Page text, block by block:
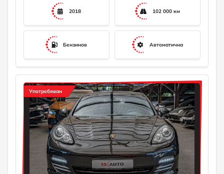
2018 102 000 км
Бензинов Автоматична
Употребяван